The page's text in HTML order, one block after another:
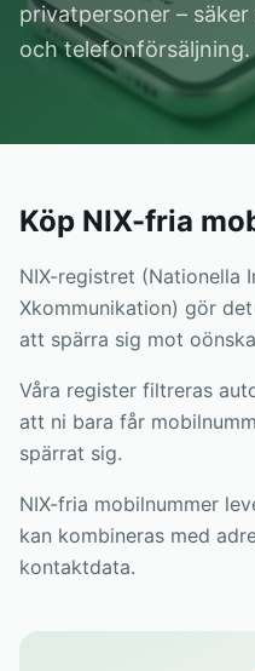
privatpersoner –
och telefonförsäljning.
Köp NIX-fria
NIX-registret (Nationella
Xkommunikation) gör
att spärra sig mot
Våra register filtreras
att ni bara får
spärrat sig.
NIX-fria mobilnummer
kan kombineras med
kontaktdata.